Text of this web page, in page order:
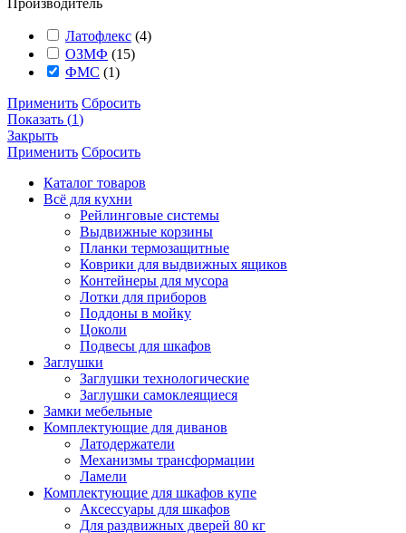
Производитель
Латофлекс (4)
ОЗМФ (15)
ФМС (1)
Применить Сбросить
Показать (1)
Закрыть
Применить Сбросить
Каталог товаров
Всё для кухни
Рейлинговые системы
Выдвижные корзины
Планки термозащитные
Коврики для выдвижных ящиков
Контейнеры для мусора
Лотки для приборов
Поддоны в мойку
Цоколи
Подвесы для шкафов
Заглушки
Заглушки технологические
Заглушки самоклеящиеся
Замки мебельные
Комплектующие для диванов
Латодержатели
Механизмы трансформации
Ламели
Комплектующие для шкафов купе
Аксессуары для шкафов
Для раздвижных дверей 80 кг